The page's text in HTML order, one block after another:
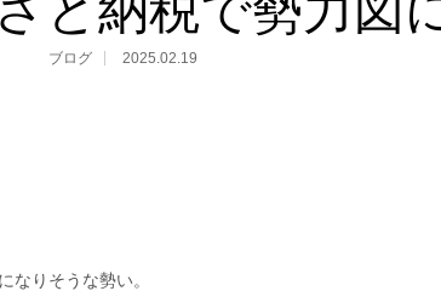
ブログ 2025.02.19
なりそうな勢い。